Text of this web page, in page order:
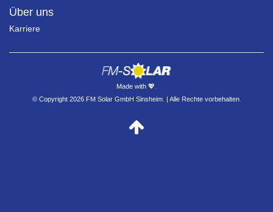
Über uns
Karriere
Made with 💖.
© Copyright 2026 FM Solar GmbH Sinsheim. | Alle Rechte vorbehalten.